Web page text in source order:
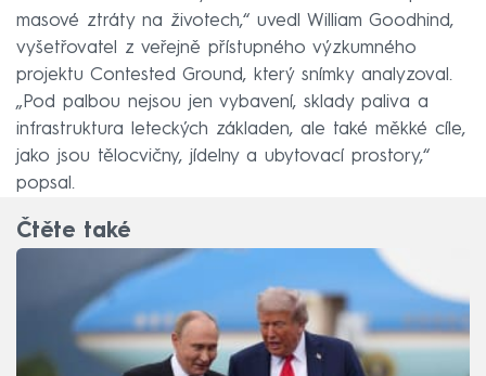
masové ztráty na životech,“ uvedl William Goodhind,
vyšetřovatel z veřejně přístupného výzkumného
projektu Contested Ground, který snímky analyzoval.
„Pod palbou nejsou jen vybavení, sklady paliva a
infrastruktura leteckých základen, ale také měkké cíle,
jako jsou tělocvičny, jídelny a ubytovací prostory,“
popsal.
Čtěte také